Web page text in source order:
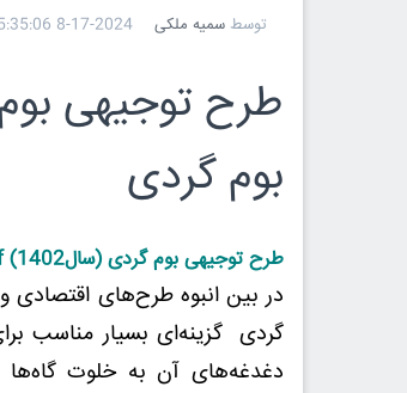
توسط سمیه ملکی 8-17-2024 5:35:06 PM
بوم گردی
طرح توجیهی بوم گردی (سال1402) word+pdf
در بین انبوه طرح‌های اقتصادی
گردی گزینه‌ای بسیار مناسب
دغدغه‌های آن به خلوت گاه‌ها